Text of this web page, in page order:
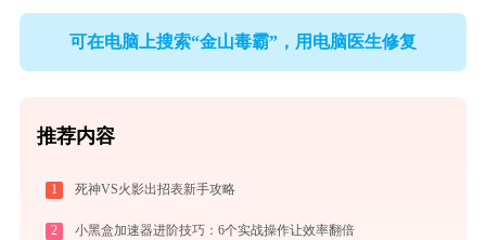
可在电脑上搜索“金山毒霸”，用电脑医生修复
推荐内容
1 死神VS火影出招表新手攻略
2 小黑盒加速器进阶技巧：6个实战操作让效率翻倍